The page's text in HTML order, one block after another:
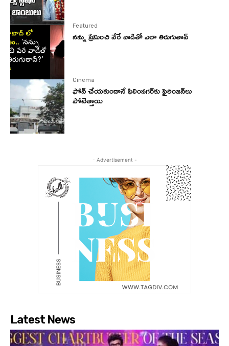
Featured
నన్ను ప్రేమించి వేరే వాడితో ఎలా తిరుగుతావ్
Cinema
ఫోన్‌ చేయకుండానే ఫిలింనగర్‌కు ఫైరింజన్‌లు
పోటెత్తాయి
- Advertisement -
Latest News